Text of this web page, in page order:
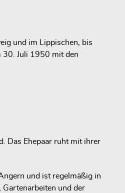
und im Lippischen, bis
30. Juli 1950 mit den
Das Ehepaar ruht mit ihrer
und ist regelmäßig in
und der